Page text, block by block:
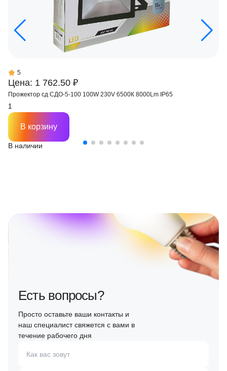
Цена: 1 762.50 ₽
5
Прожектор сд СДО-5-100 100W 230V 6500К 8000Lm IP65
В наличии
В корзину
Есть вопросы?
Просто оставьте ваши контакты и
наш специалист свяжется с вами в
течение рабочего дня
Как вас зовут